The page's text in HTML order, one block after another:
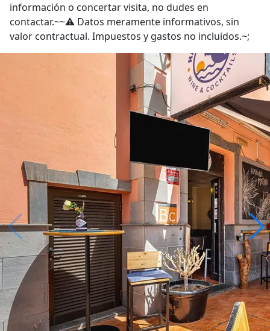
información o concertar visita, no dudes en
contactar.~~⚠️ Datos meramente informativos, sin
valor contractual. Impuestos y gastos no incluidos.~;